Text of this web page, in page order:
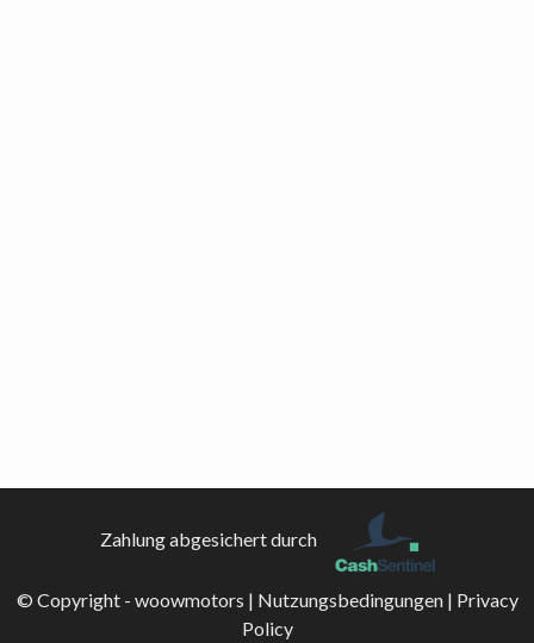
Zahlung abgesichert durch
© Copyright - woowmotors | Nutzungsbedingungen | Privacy
Policy